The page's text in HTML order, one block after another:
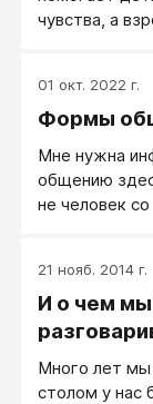
чувства, а
01 окт. 2022 г.
Формы
Мне нужна
общению
не человек
21 нояб. 2014 г.
И о чем
Много лет мы
столом у нас